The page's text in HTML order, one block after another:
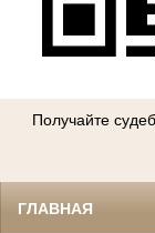
Получайте
ГЛАВНАЯ